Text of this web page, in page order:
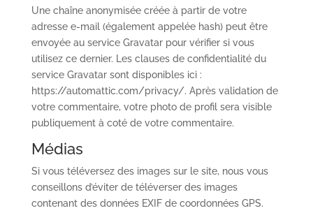
Une chaîne anonymisée créée à partir de votre
adresse e-mail (également appelée hash) peut être
envoyée au service Gravatar pour vérifier si vous
utilisez ce dernier. Les clauses de confidentialité du
service Gravatar sont disponibles ici :
https://automattic.com/privacy/. Après validation de
votre commentaire, votre photo de profil sera visible
publiquement à coté de votre commentaire.
Médias
Si vous téléversez des images sur le site, nous vous
conseillons d’éviter de téléverser des images
contenant des données EXIF de coordonnées GPS.